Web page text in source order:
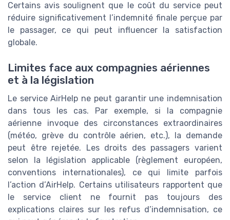
Certains avis soulignent que le coût du service peut
réduire significativement l’indemnité finale perçue par
le passager, ce qui peut influencer la satisfaction
globale.
Limites face aux compagnies aériennes
et à la législation
Le service AirHelp ne peut garantir une indemnisation
dans tous les cas. Par exemple, si la compagnie
aérienne invoque des circonstances extraordinaires
(météo, grève du contrôle aérien, etc.), la demande
peut être rejetée. Les droits des passagers varient
selon la législation applicable (règlement européen,
conventions internationales), ce qui limite parfois
l’action d’AirHelp. Certains utilisateurs rapportent que
le service client ne fournit pas toujours des
explications claires sur les refus d’indemnisation, ce